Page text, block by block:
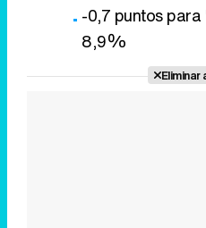
-0,7 puntos para
8,9%
Eliminar